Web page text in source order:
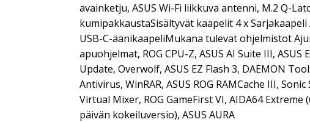
avainketju, ASUS Wi-Fi liikkuva antenni, M.2 Q-
kumipakkaustaSisältyvät kaapelit 4 x Sarjakaapeli
USB-C-äänikaapeliMukana tulevat ohjelmistot
apuohjelmat, ROG CPU-Z, ASUS AI Suite III, ASUS
Update, Overwolf, ASUS EZ Flash 3, DAEMON
Antivirus, WinRAR, ASUS ROG RAMCache III, Sonic
Virtual Mixer, ROG GameFirst VI, AIDA64 Extreme
päivän kokeiluversio), ASUS AURA